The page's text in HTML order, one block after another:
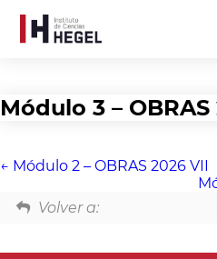
Módulo 3 – OBRAS
Módulo 2 – OBRAS 2026 VII
Volver a: